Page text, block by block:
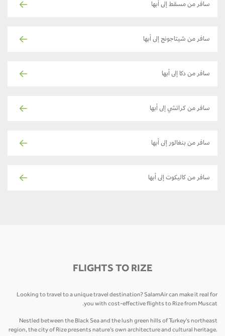
سافر من مسقط إلى أبها
سافر من شيتاجونج إلى أبها
سافر من دكا إلى أبها
سافر من كراتشي إلى أبها
سافر من بنغالور إلى أبها
سافر من كاليكوت إلى أبها
FLIGHTS TO RIZE
Looking to travel to a unique travel destination? SalamAir can make it real for
you with cost-effective flights to Rize from Muscat.
Nestled between the Black Sea and the lush green hills of Turkey's northeast
region, the city of Rize presents nature’s own architecture and cultural heritage.